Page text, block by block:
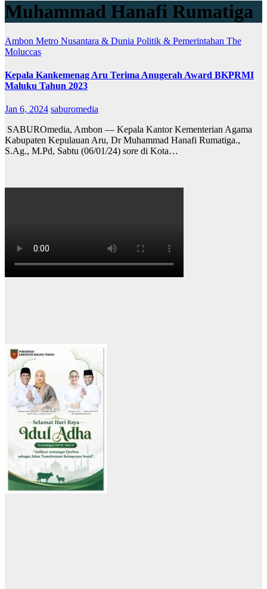
Muhammad Hanafi Rumatiga
Ambon Metro Nusantara & Dunia Politik & Pemerintahan The
Moluccas
Kepala Kankemenag Aru Terima Anugerah Award BKPRMI
Maluku Tahun 2023
Jan 6, 2024 saburomedia
SABUROmedia, Ambon — Kepala Kantor Kementerian Agama
Kabupaten Kepulauan Aru, Dr Muhammad Hanafi Rumatiga.,
S.Ag., M.Pd, Sabtu (06/01/24) sore di Kota…